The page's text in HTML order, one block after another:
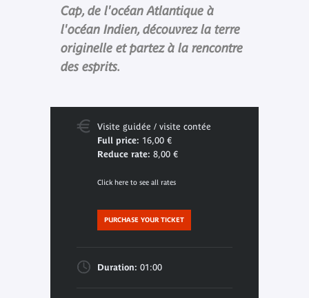
Cap, de l'océan Atlantique à
l'océan Indien, découvrez la terre
originelle et partez à la rencontre
des esprits.
Visite guidée / visite contée
Full price: 16,00 €
Reduce rate: 8,00 €
Click here to see all rates
PURCHASE YOUR TICKET
Duration: 01:00